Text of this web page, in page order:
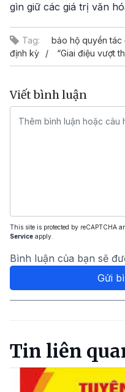
gìn giữ các giá trị văn
Tag: bảo hộ quyền tác
định kỳ
“Giai điệu vượt
Viết bình luận
This site is protected by reCAPTCHA
Service apply.
Bình luận của bạn sẽ
Gửi
Tin liên